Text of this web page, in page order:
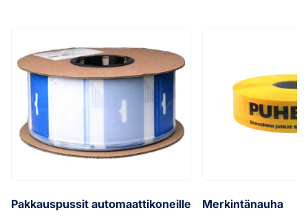
Pakkauspussit automaattikoneille Merkintänauha